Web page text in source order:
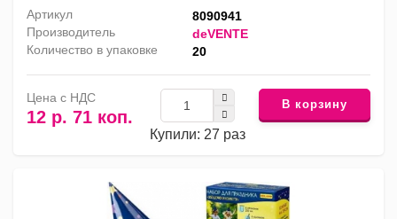
Артикул
8090941
Производитель
deVENTE
Количество в упаковке
20
Цена с НДС
12 р. 71 коп.
Купили: 27 раз
В корзину